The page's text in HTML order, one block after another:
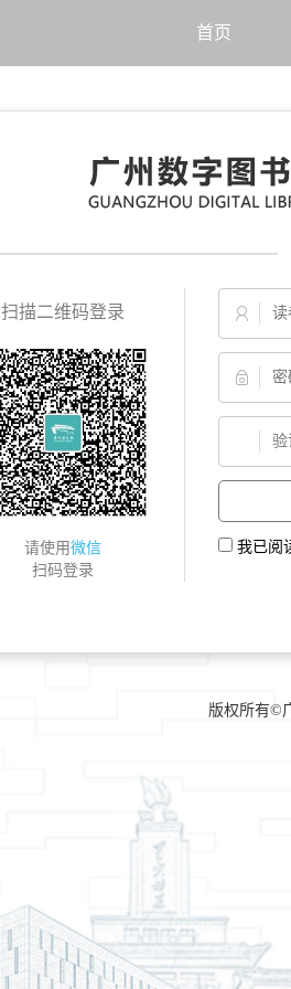
扫描二维码登录
请使用微信
扫码登录
我已阅
首页
版权所有©